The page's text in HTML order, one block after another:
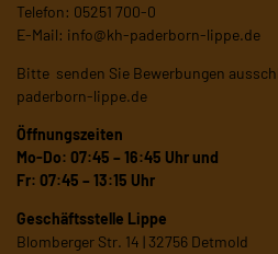
Telefon: 05251 700-0
E-Mail: info@kh-paderborn-lippe.de
Bitte senden Sie Bewerbungen
paderborn-lippe.de
Öffnungszeiten
Mo-Do: 07:45 – 16:45 Uhr und
Fr: 07:45 – 13:15 Uhr
Geschäftsstelle Lippe
Blomberger Str. 14 | 32756 Detmold